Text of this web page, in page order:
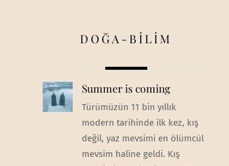
DOĞA-BİLİM
Summer is coming
Türümüzün 11 bin yıllık
modern tarihinde ilk kez, kış
değil, yaz mevsimi en ölümcül
mevsim haline geldi. Kış